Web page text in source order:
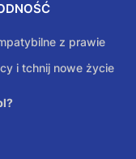
z prawie
i tchnij nowe życie